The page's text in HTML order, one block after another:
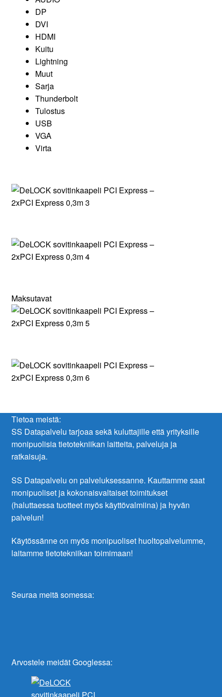
DP
DVI
HDMI
Kuitu
Lightning
Muut
Sarja
Thunderbolt
Tulostus
USB
VGA
Virta
Maksutavat
Tietoa meistä:
SS Datapalvelu tarjoaa sekä kuluttajille että yrityksille
monipuolisia tietotekniikan laitteita, palveluja ja
ratkaisuja.
SS Datapalvelu on palveluksessanne. Kauttamme saat
monipuoliset ja kokonaisvaltaiset toimitukset
(haluttaessa tuotteet myös käyttövalmiina) ja hyvän
palvelun!
Käytössänne on myös monipuoliset huoltopalvelumme,
laitamme tietotekniikan toimimaan!
Seuraa meitä somessa:
Arvostele meidät Googlessa: